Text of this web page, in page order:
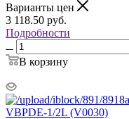
Варианты цен
3 118.50 руб.
Подробности
В корзину
VBPDE-1/2L (V0030)